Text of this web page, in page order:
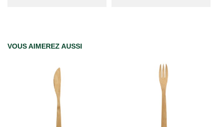
VOUS AIMEREZ AUSSI